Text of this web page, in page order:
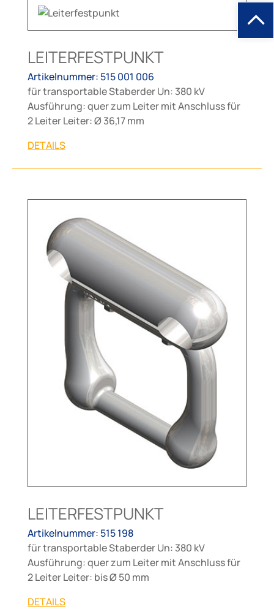
LEITERFESTPUNKT
Artikelnummer: 515 001 006
für transportable Staberder Un: 380 kV
Ausführung: quer zum Leiter mit Anschluss für
2 Leiter Leiter: Ø 36,17 mm
DETAILS
LEITERFESTPUNKT
Artikelnummer: 515 198
für transportable Staberder Un: 380 kV
Ausführung: quer zum Leiter mit Anschluss für
2 Leiter Leiter: bis Ø 50 mm
DETAILS